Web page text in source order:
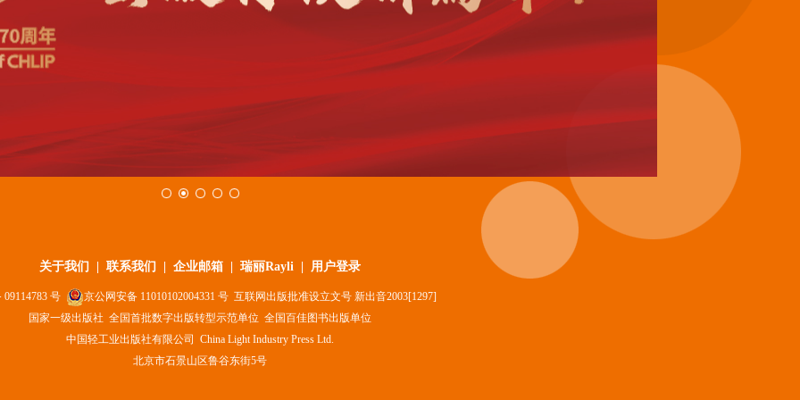
关于我们 联系我们 企业邮箱 瑞丽Rayli 用户登录
09114783 号 京公网安备 11010102004331 号 互联网出版批准设立文号 新出音2003[1297]
国家一级出版社 全国首批数字出版转型示范单位 全国百佳图书出版单位
中国轻工业出版社有限公司 China Light Industry Press Ltd.
北京市石景山区鲁谷东街5号